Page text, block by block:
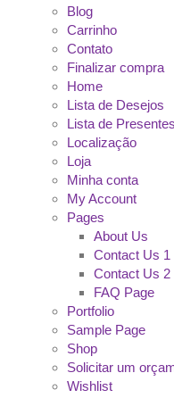
Blog
Carrinho
Contato
Finalizar compra
Home
Lista de Desejos
Lista de Presentes
Localização
Loja
Minha conta
My Account
Pages
About Us
Contact Us 1
Contact Us 2
FAQ Page
Portfolio
Sample Page
Shop
Solicitar um
Wishlist